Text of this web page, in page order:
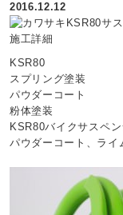
2016.12.12
施工詳細
KSR80
スプリング塗装
パウダーコート
粉体塗装
KSR80バイクサスペ
パウダーコート、ライ